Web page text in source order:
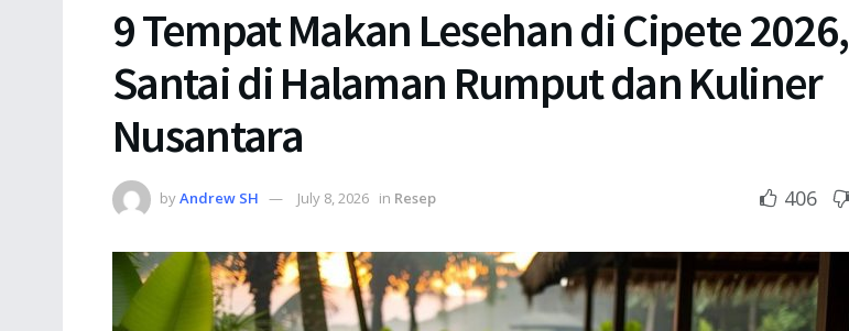
9 Tempat Makan Lesehan di Cipete 2026,
Santai di Halaman Rumput dan Kuliner
Nusantara
byAndrew SH July 8, 2026 in Resep 406